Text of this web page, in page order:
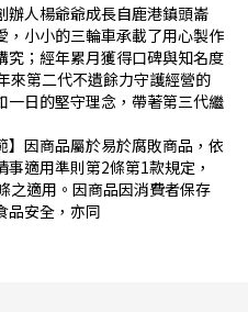
辦人楊爺爺成長自鹿港鎮頭崙
，小小的三輪車承載了用心製作
究；經年累月獲得口碑與知名度
來第二代不遺餘力守護經營的
一日的堅守理念，帶著第三代繼
】因商品屬於易於腐敗商品，依
適用準則第2條第1款規定，
之適用。因商品因消費者保存
品安全，亦同